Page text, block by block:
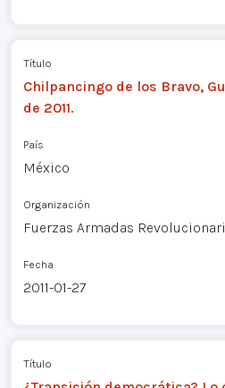
Título
Chilpancingo de los Bravo,
de 2011.
País
México
Organización
Fuerzas Armadas
Fecha
2011-01-27
Título